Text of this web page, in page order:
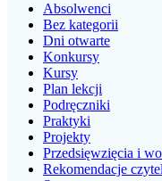
Absolwenci
Bez kategorii
Dni otwarte
Konkursy
Kursy
Plan lekcji
Podręczniki
Praktyki
Projekty
Przedsięwzięcia i
Rekomendacje